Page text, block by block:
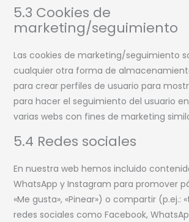
5.3 Cookies de
marketing/seguimiento
Las cookies de marketing/seguimiento
cualquier otra forma de
para crear perfiles de usuario para
para hacer el seguimiento del usuario
varias webs con fines de marketing
5.4 Redes sociales
En nuestra web hemos incluido
WhatsApp y Instagram para promover
«Me gusta», «Pinear») o compartir (p.ej.:
redes sociales como Facebook,